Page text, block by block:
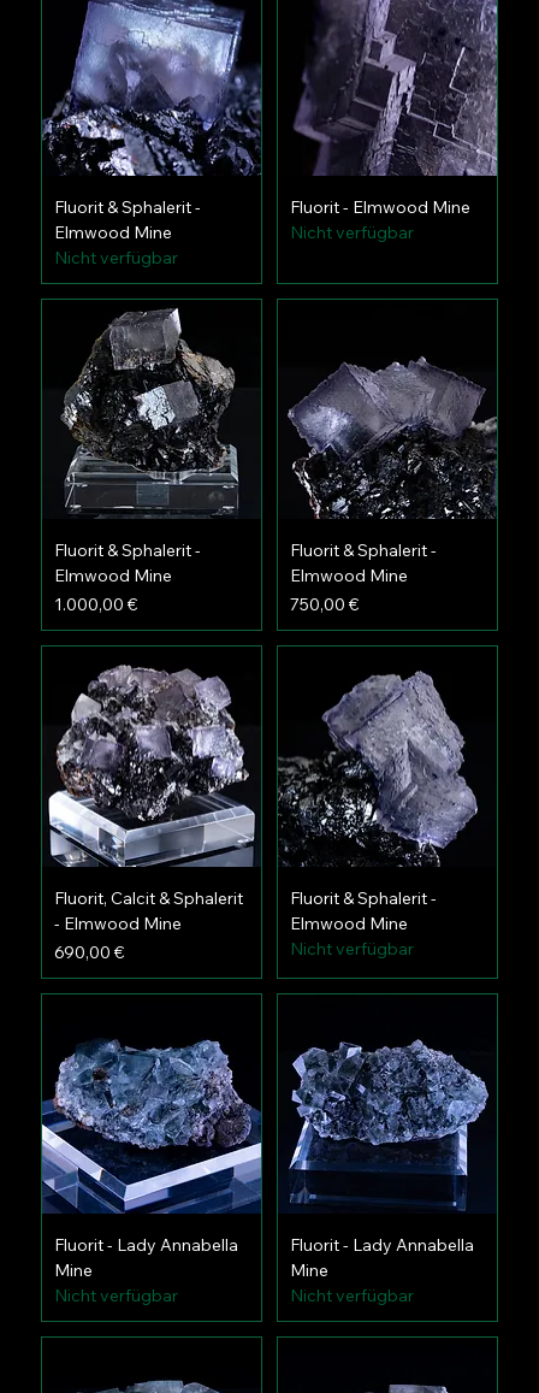
Fluorit & Sphalerit -
Elmwood Mine
Nicht verfügbar
Fluorit - Elmwood Mine
Nicht verfügbar
Fluorit & Sphalerit -
Elmwood Mine
Preis
1.000,00 €
Fluorit & Sphalerit -
Elmwood Mine
Preis
750,00 €
Fluorit, Calcit & Sphalerit
- Elmwood Mine
Preis
690,00 €
Fluorit & Sphalerit -
Elmwood Mine
Nicht verfügbar
Fluorit - Lady Annabella
Mine
Nicht verfügbar
Fluorit - Lady Annabella
Mine
Nicht verfügbar